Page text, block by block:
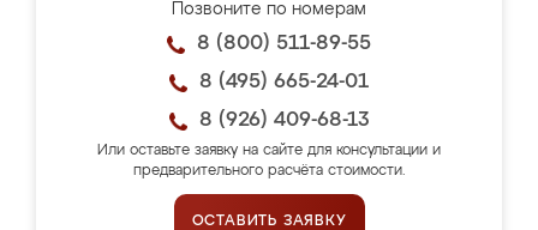
Позвоните по номерам
8 (800) 511-89-55
8 (495) 665-24-01
8 (926) 409-68-13
Или оставьте заявку на сайте для консультации и
предварительного расчёта стоимости.
ОСТАВИТЬ ЗАЯВКУ